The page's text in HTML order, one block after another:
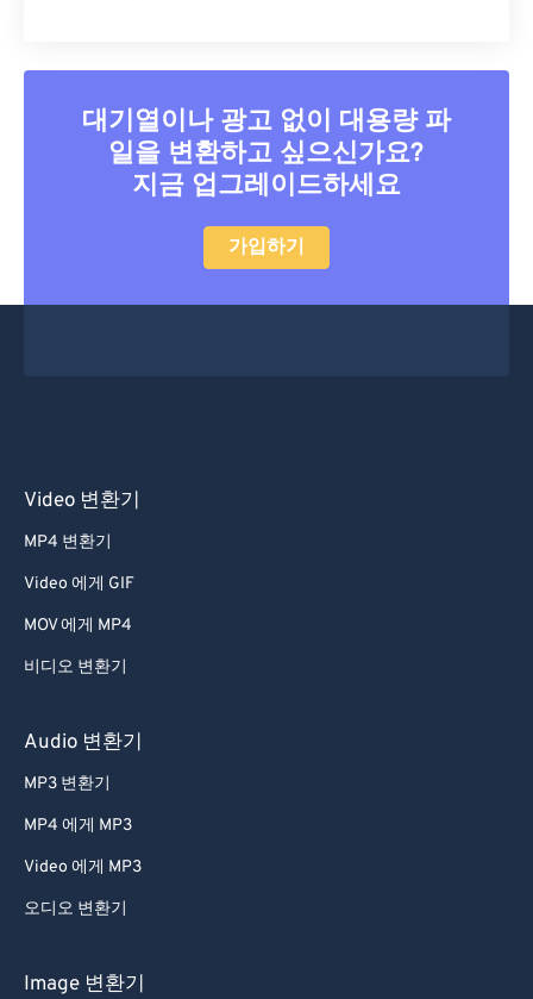
대기열이나 광고 없이 대용량 파
일을 변환하고 싶으신가요?
지금 업그레이드하세요
가입하기
Video 변환기
MP4 변환기
Video 에게 GIF
MOV 에게 MP4
비디오 변환기
Audio 변환기
MP3 변환기
MP4 에게 MP3
Video 에게 MP3
오디오 변환기
Image 변환기